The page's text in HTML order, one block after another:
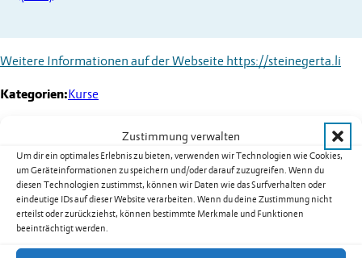
Zustimmung verwalten
Um dir ein optimales Erlebnis zu bieten, verwenden wir Technologien wie Cookies,
um Geräteinformationen zu speichern und/oder darauf zuzugreifen. Wenn du
diesen Technologien zustimmst, können wir Daten wie das Surfverhalten oder
eindeutige IDs auf dieser Website verarbeiten. Wenn du deine Zustimmung nicht
erteilst oder zurückziehst, können bestimmte Merkmale und Funktionen
beeinträchtigt werden.
Weitere Informationen auf der Webseite https://steinegerta.li
Kategorien:Kurse
Weitere Termine
Kurs 08B02: Yoga für Männer in
Nendeln